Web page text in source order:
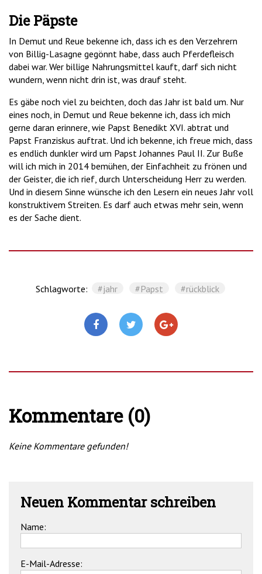
Die Päpste
In Demut und Reue bekenne ich, dass ich es den Verzehrern
von Billig-Lasagne gegönnt habe, dass auch Pferdefleisch
dabei war. Wer billige Nahrungsmittel kauft, darf sich nicht
wundern, wenn nicht drin ist, was drauf steht.
Es gäbe noch viel zu beichten, doch das Jahr ist bald um. Nur
eines noch, in Demut und Reue bekenne ich, dass ich mich
gerne daran erinnere, wie Papst Benedikt XVI. abtrat und
Papst Franziskus auftrat. Und ich bekenne, ich freue mich, dass
es endlich dunkler wird um Papst Johannes Paul II. Zur Buße
will ich mich in 2014 bemühen, der Einfachheit zu frönen und
der Geister, die ich rief, durch Unterscheidung Herr zu werden.
Und in diesem Sinne wünsche ich den Lesern ein neues Jahr voll
konstruktivem Streiten. Es darf auch etwas mehr sein, wenn
es der Sache dient.
Schlagworte: #jahr #Papst #rückblick
Kommentare (0)
Keine Kommentare gefunden!
Neuen Kommentar schreiben
Name:
E-Mail-Adresse: